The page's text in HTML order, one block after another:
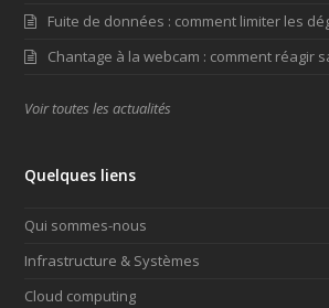
Fuite de données : comment limiter les
Chantage à la webcam : comment réagir
Voir toutes les actualités
Quelques liens
Qui sommes-nous
Infrastructure & Systèmes
Cloud computing